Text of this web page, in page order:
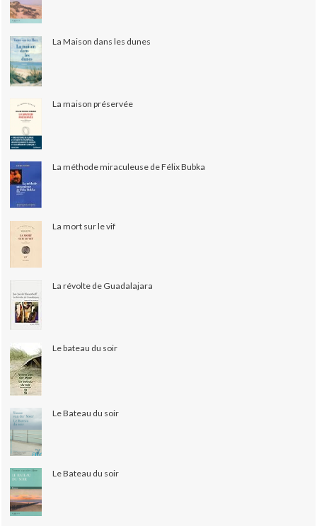
La Maison dans les dunes
La maison préservée
La méthode miraculeuse de Félix Bubka
La mort sur le vif
La révolte de Guadalajara
Le bateau du soir
Le Bateau du soir
Le Bateau du soir